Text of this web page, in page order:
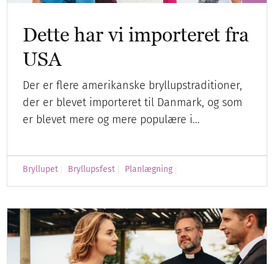
Dette har vi importeret fra
USA
Der er flere amerikanske bryllupstraditioner,
der er blevet importeret til Danmark, og som
er blevet mere og mere populære i…
Bryllupet Bryllupsfest Planlægning